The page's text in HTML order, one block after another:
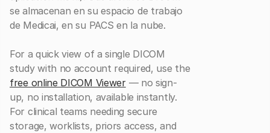
se almacenan en su espacio de trabajo
de Medicai, en su PACS en la nube.
For a quick view of a single DICOM
study with no account required, use the
free online DICOM Viewer— no sign-
up, no installation, available instantly.
For clinical teams needing secure
storage, worklists, priors access, and